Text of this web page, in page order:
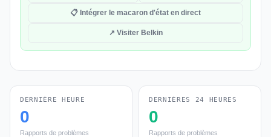
📋 Intégrer le macaron d'état en direct
↗ Visiter Belkin
DERNIÈRE HEURE
0
Rapports de problèmes
DERNIÈRES 24 HEURES
0
Rapports de problèmes